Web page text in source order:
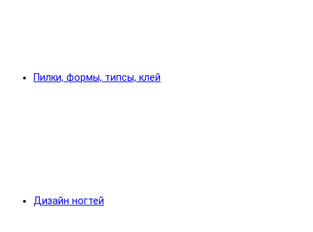
Пилки, формы, типсы, клей
Дизайн ногтей